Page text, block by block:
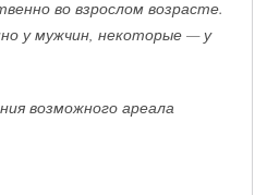
во взрослом возрасте.
у мужчин, некоторые — у
возможного ареала